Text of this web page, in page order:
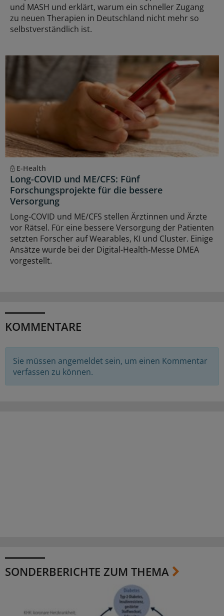
und MASH und erklärt, warum ein schneller Zugang
zu neuen Therapien in Deutschland nicht mehr so
selbstverständlich ist.
E-Health
Long-COVID und ME/CFS: Fünf
Forschungsprojekte für die bessere
Versorgung
Long-COVID und ME/CFS stellen Ärztinnen und Ärzte
vor Rätsel. Für eine bessere Versorgung der Patienten
setzten Forscher auf Wearables, KI und Cluster. Einige
Ansätze wurde bei der Digital-Health-Messe DMEA
vorgestellt.
KOMMENTARE
Sie müssen angemeldet sein, um einen Kommentar
verfassen zu können.
SONDERBERICHTE ZUM THEMA